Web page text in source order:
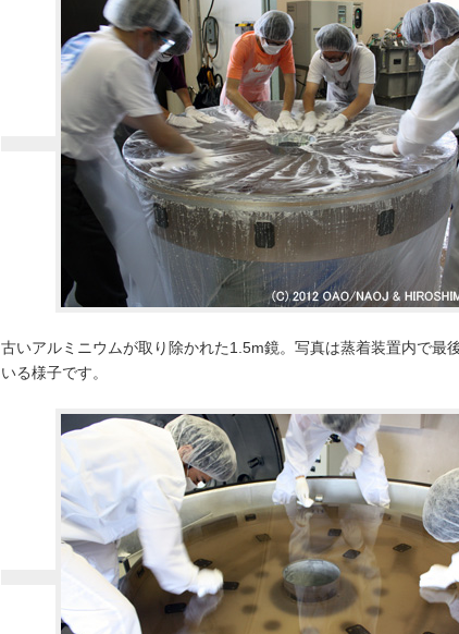
古いアルミニウムが取り除かれた1.5m鏡。写真は蒸着装置内で最
いる様子です。